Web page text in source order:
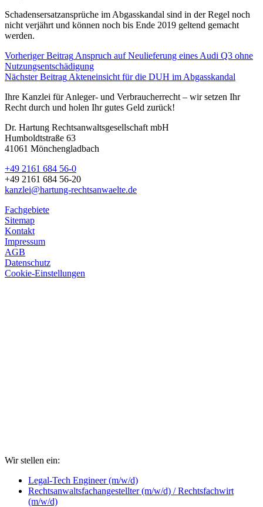
Schadensersatzansprüche im Abgasskandal sind in der Regel noch
nicht verjährt und können noch bis Ende 2019 geltend gemacht
werden.
Vorheriger Beitrag Anspruch auf Neulieferung eines Audi Q3 ohne
Nutzungsentschädigung
Nächster Beitrag Akteneinsicht für die DUH im Abgasskandal
Ihre Kanzlei für Anleger- und Verbraucherrecht – wir setzen Ihr
Recht durch und holen Ihr gutes Geld zurück!
Dr. Hartung Rechtsanwaltsgesellschaft mbH
Humboldtstraße 63
41061 Mönchengladbach
+49 2161 684 56-0
+49 2161 684 56-20
kanzlei@hartung-rechtsanwaelte.de
Fachgebiete
Sitemap
Kontakt
Impressum
AGB
Datenschutz
Cookie-Einstellungen
Wir stellen ein:
Legal-Tech Engineer (m/w/d)
Rechtsanwaltsfachangestellter (m/w/d) / Rechtsfachwirt
(m/w/d)